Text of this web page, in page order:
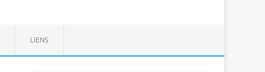
LIENS